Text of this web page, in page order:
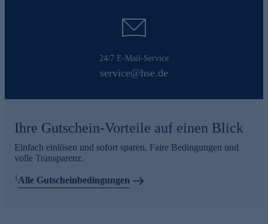
24/7 E-Mail-Service
service@hse.de
Ihre Gutschein-Vorteile auf einen Blick
Einfach einlösen und sofort sparen. Faire Bedingungen und
volle Transparenz.
1Alle Gutscheinbedingungen